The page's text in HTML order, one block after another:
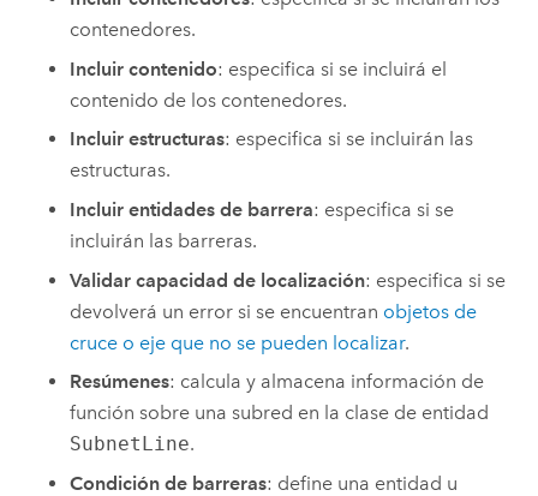
contenedores.
Incluir contenido: especifica si se incluirá el
contenido de los contenedores.
Incluir estructuras: especifica si se incluirán las
estructuras.
Incluir entidades de barrera: especifica si se
incluirán las barreras.
Validar capacidad de localización: especifica si se
devolverá un error si se encuentran objetos de
cruce o eje que no se pueden localizar.
Resúmenes: calcula y almacena información de
función sobre una subred en la clase de entidad
SubnetLine.
Condición de barreras: define una entidad u